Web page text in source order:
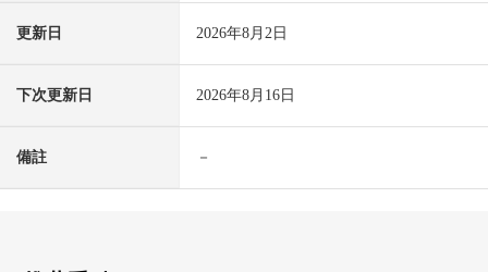
更新日 2026年8月2日
下次更新日 2026年8月16日
備註 －